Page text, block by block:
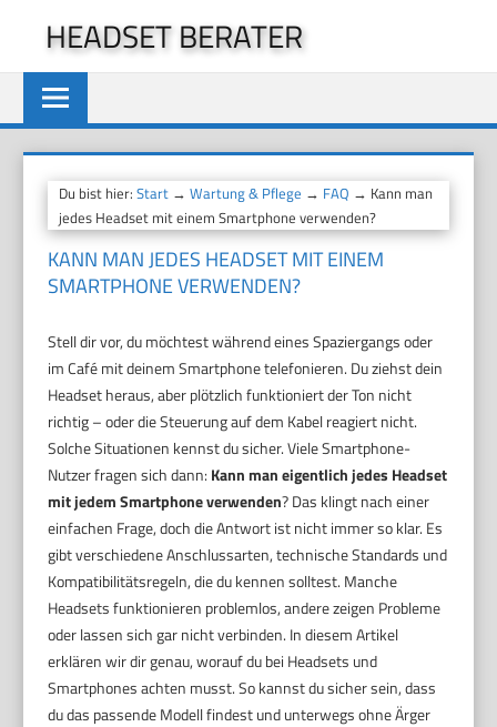
springen
HEADSET BERATER
Du bist hier:Start →Wartung & Pflege → FAQ → Kann man
jedes Headset mit einem Smartphone verwenden?
KANN MAN JEDES HEADSET MIT EINEM
SMARTPHONE VERWENDEN?
Stell dir vor, du möchtest während eines Spaziergangs oder
im Café mit deinem Smartphone telefonieren. Du ziehst dein
Headset heraus, aber plötzlich funktioniert der Ton nicht
richtig – oder die Steuerung auf dem Kabel reagiert nicht.
Solche Situationen kennst du sicher. Viele Smartphone-
Nutzer fragen sich dann: Kann man eigentlich jedes Headset
mit jedem Smartphone verwenden? Das klingt nach einer
einfachen Frage, doch die Antwort ist nicht immer so klar. Es
gibt verschiedene Anschlussarten, technische Standards und
Kompatibilitätsregeln, die du kennen solltest. Manche
Headsets funktionieren problemlos, andere zeigen Probleme
oder lassen sich gar nicht verbinden. In diesem Artikel
erklären wir dir genau, worauf du bei Headsets und
Smartphones achten musst. So kannst du sicher sein, dass
du das passende Modell findest und unterwegs ohne Ärger